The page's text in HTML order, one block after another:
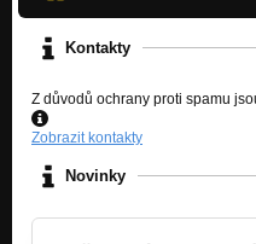
Kontakty
Z důvodů ochrany proti spamu
Zobrazit kontakty
Novinky